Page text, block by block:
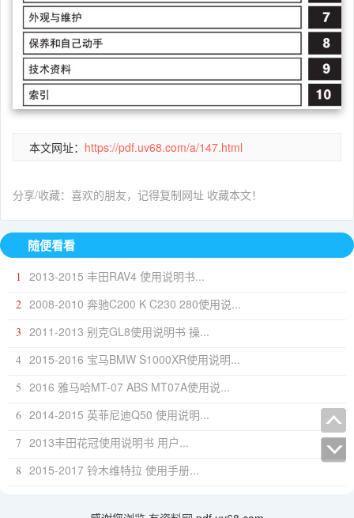
本文网址： https://pdf.uv68.com/a/147.html
分享/收藏：喜欢的朋友，记得复制网址 收藏本文！
随便看看
1 2013-2015 丰田RAV4 使用说明书...
2 2008-2010 奔驰C200 K C230 280使用说...
3 2011-2013 别克GL8使用说明书 操...
4 2015-2016 宝马BMW S1000XR使用说明...
5 2016 雅马哈MT-07 ABS MT07A使用说...
6 2014-2015 英菲尼迪Q50 使用说明...
7 2013丰田花冠使用说明书 用户...
8 2015-2017 铃木维特拉 使用手册...